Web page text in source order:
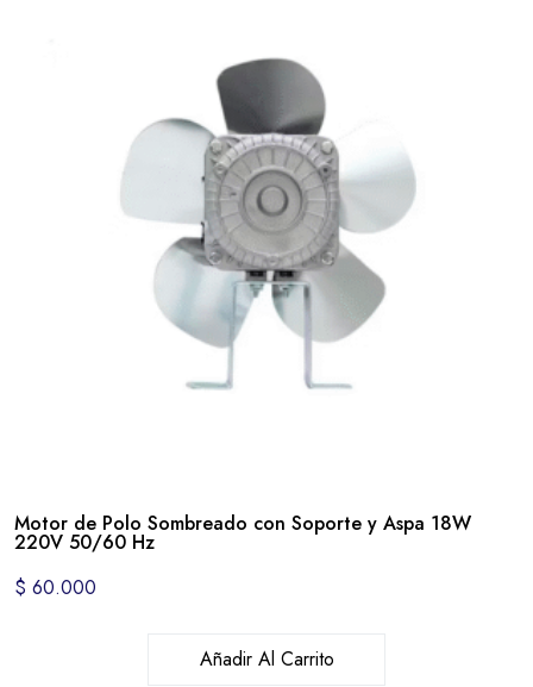
Motor de Polo Sombreado con Soporte y Aspa 18W
220V 50/60 Hz
$ 60.000
Añadir Al Carrito